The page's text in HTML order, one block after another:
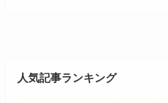
人気記事ランキング